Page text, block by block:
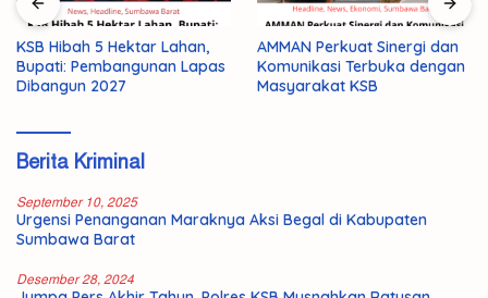
AMMAN Perkuat Sinergi dan
Komunikasi Terbuka dengan
Masyarakat KSB
Pemuda 19 Tahun di
Ditemukan Tewas, Polisi
Selidiki Dugaan Bunuh Diri
Berita Kriminal
September 10, 2025
Urgensi Penanganan Maraknya Aksi Begal di Kabupaten
Sumbawa Barat
Desember 28, 2024